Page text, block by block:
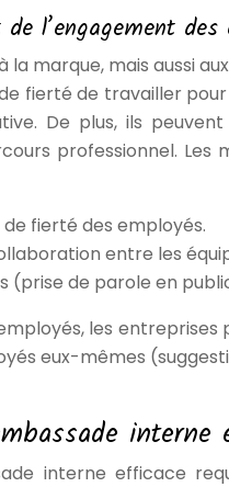
l’engagement des
marque, mais aussi
fierté de travailler
De plus, ils
professionnel.
fierté des employés.
entre les
de parole en
les
eux-mêmes
interne
interne efficace